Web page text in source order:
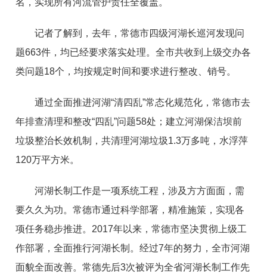
记者了解到，去年，常德市四级河湖长巡河发现问
题663件，均已经要求落实处理。全市共收到上级交办各
类问题18个，均按规定时间和要求进行整改、销号。
通过全面推进河湖“清四乱”常态化规范化，常德市去
年排查清理和整改“四乱”问题58处；建立河湖保洁坝前
垃圾整治长效机制，共清理河湖垃圾1.3万多吨，水浮萍
120万平方米。
河湖长制工作是一项系统工程，涉及方方面面，需
要久久为功。常德市通过科学部署，精准施策，实现各
项任务稳步推进。2017年以来，常德市坚决贯彻上级工
作部署，全面推行河湖长制。经过7年的努力，全市河湖
面貌全面改善。常德先后3次被评为全省河湖长制工作先